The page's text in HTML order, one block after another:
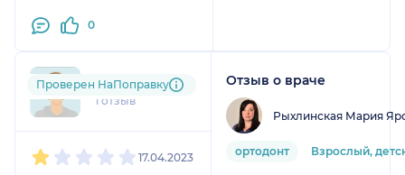
перешли к небольшим
эстетическим
Я очень благодарна,
результаты лечения
успехов доктору и
0
+7xxxxxxxx60
1 отзыв
Проверен НаПоправку
17.04.2023
Отзыв о враче
Рыхлинская Мария
ортодонт Взрослый,